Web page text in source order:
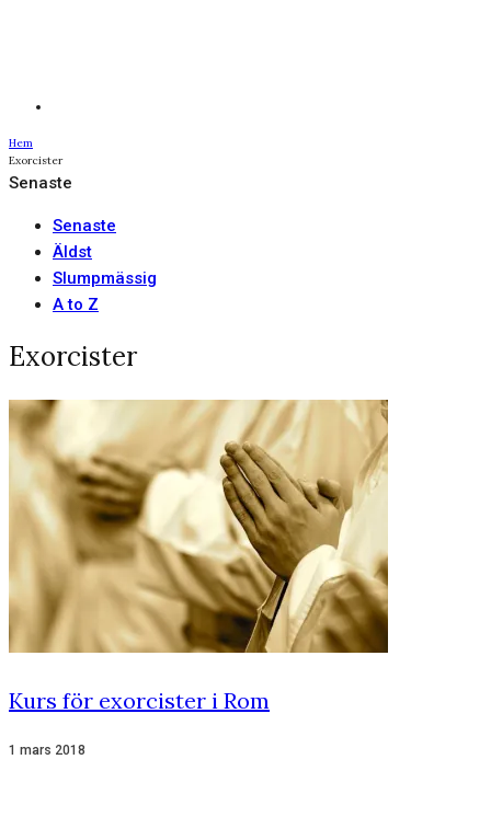
Hem
Exorcister
Senaste
Senaste
Äldst
Slumpmässig
A to Z
Exorcister
Kurs för exorcister i Rom
1 mars 2018